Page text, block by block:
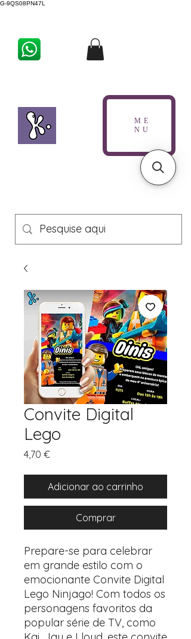
G-9QS08PN47L
ME
NU
Convite Digital
Lego
4,70 €Preço
Adicionar ao carrinho
Comprar
Prepare-se para celebrar
em grande estilo com o
emocionante Convite Digital
Lego Ninjago! Com todos os
personagens favoritos da
popular série de TV, como